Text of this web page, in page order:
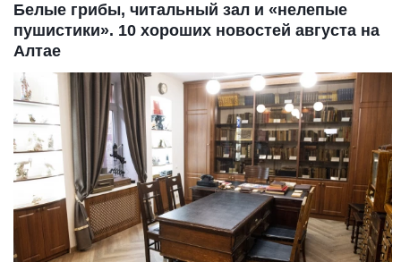
Белые грибы, читальный зал и «нелепые
пушистики». 10 хороших новостей августа на
Алтае